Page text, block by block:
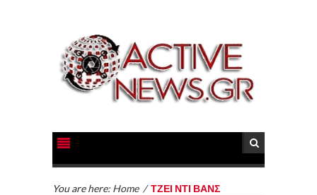
You are here: Home /ΤΖΕΙ ΝΤΙ ΒΑΝΣ